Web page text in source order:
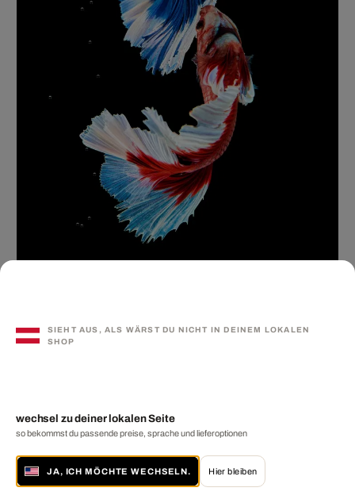
HEIKO HELLWIG
SIEHT AUS, ALS WÄRST DU NICHT IN DEINEM LOKALEN
SHOP
wechsel zu deiner lokalen Seite
so bekommst du passende preise, sprache und lieferoptionen
JA, ICH MÖCHTE WECHSELN. Hier bleiben